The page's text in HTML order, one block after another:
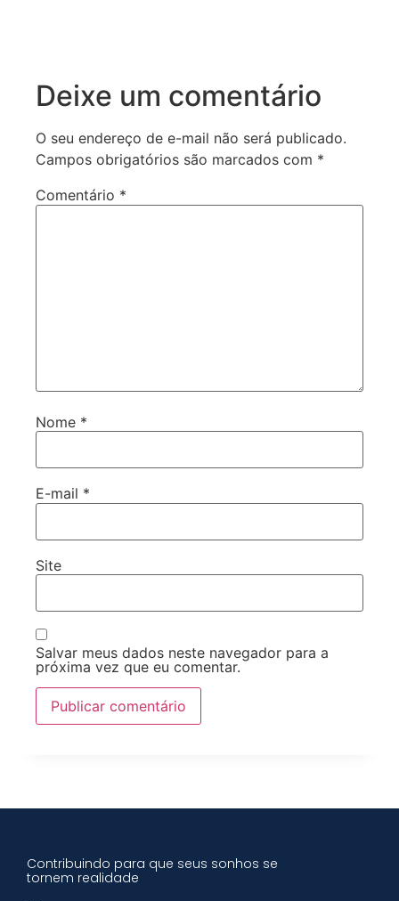
Deixe um comentário
O seu endereço de e-mail não será publicado.
Campos obrigatórios são marcados com *
Comentário *
Nome *
E-mail *
Site
Salvar meus dados neste navegador para a
próxima vez que eu comentar.
Contribuindo para que seus sonhos se
tornem realidade